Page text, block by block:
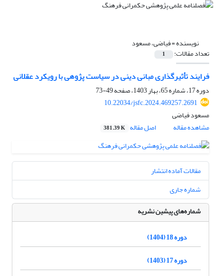
نویسنده =فیاضی، مسعود
تعداد مقالات: 1
فرایند تأثیرگذاری مبانی دینی در سیاست پژوهی با رویکرد عقلانی
دوره 17، شماره 65، بهار 1403، صفحه
49-73
10.22034/jsfc.2024.469257.2691
مسعود فیاضی
مشاهده مقاله
اصل مقاله 381.39 K
مقالات آماده انتشار
شماره جاری
شماره‌های پیشین نشریه
دوره 18 (1404)
دوره 17 (1403)